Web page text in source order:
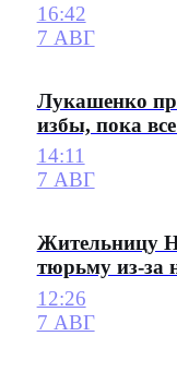
16:42
7 АВГ
Лукашенко
избы, пока
14:11
7 АВГ
Жительницу
тюрьму из-за
12:26
7 АВГ